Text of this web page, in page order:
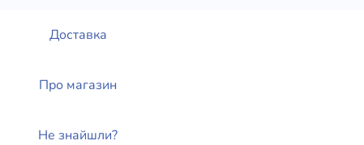
Доставка
Про магазин
Не знайшли?